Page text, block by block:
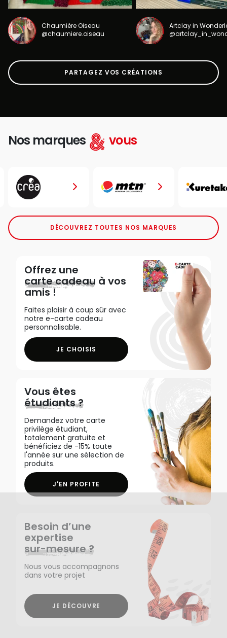
Chaumière Oiseau
@chaumiere.oiseau
Artclay in
PARTAGEZ VOS CRÉATIONS
Nos marques vous
DÉCOUVREZ TOUTES NOS MARQUES
Offrez une
carte cadeau à vos
amis !
Faites plaisir à coup sûr avec
notre e-carte cadeau
personnalisable.
JE CHOISIS
Vous êtes
étudiants ?
Demandez votre carte
privilège étudiant,
totalement gratuite et
bénéficiez de -15% toute
l'année sur une sélection de
produits.
J'EN PROFITE
Besoin d’une
expertise
sur-mesure ?
Nous vous accompagnons
dans votre projet
JE DÉCOUVRE